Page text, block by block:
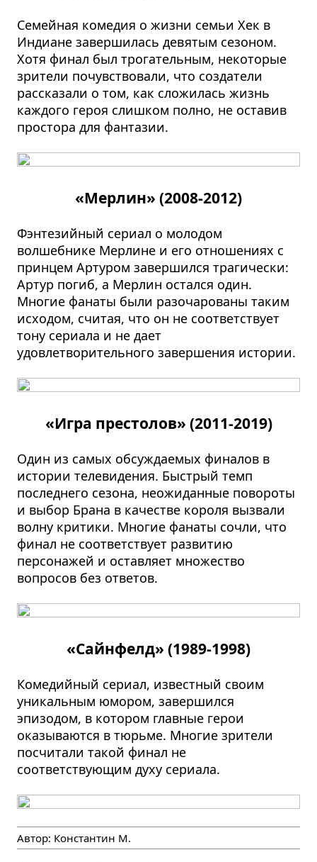
Семейная комедия о жизни семьи Хек в
Индиане завершилась девятым сезоном.
Хотя финал был трогательным, некоторые
зрители почувствовали, что создатели
рассказали о том, как сложилась жизнь
каждого героя слишком полно, не оставив
простора для фантазии.
«Мерлин» (2008-2012)
Фэнтезийный сериал о молодом
волшебнике Мерлине и его отношениях с
принцем Артуром завершился трагически:
Артур погиб, а Мерлин остался один.
Многие фанаты были разочарованы таким
исходом, считая, что он не соответствует
тону сериала и не дает
удовлетворительного завершения истории.
«Игра престолов» (2011-2019)
Один из самых обсуждаемых финалов в
истории телевидения. Быстрый темп
последнего сезона, неожиданные повороты
и выбор Брана в качестве короля вызвали
волну критики. Многие фанаты сочли, что
финал не соответствует развитию
персонажей и оставляет множество
вопросов без ответов.
«Сайнфелд» (1989-1998)
Комедийный сериал, известный своим
уникальным юмором, завершился
эпизодом, в котором главные герои
оказываются в тюрьме. Многие зрители
посчитали такой финал не
соответствующим духу сериала.
Автор: Константин М.